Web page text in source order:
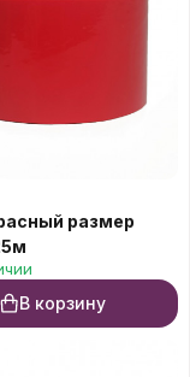
размер
В корзину